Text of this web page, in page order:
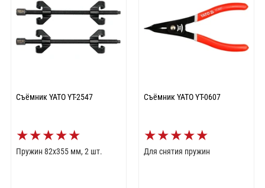
Съёмник YATO YT-2547
★★★★★
Пружин 82х355 мм, 2 шт.
Съёмник YATO YT-0607
★★★★★
Для снятия пружин